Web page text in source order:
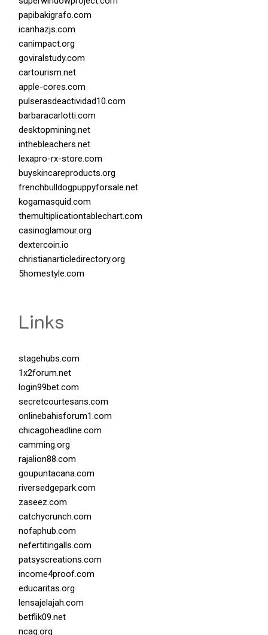
papibakigrafo.com
icanhazjs.com
canimpact.org
goviralstudy.com
cartourism.net
apple-cores.com
pulserasdeactividad10.com
barbaracarlotti.com
desktopmining.net
inthebleachers.net
lexapro-rx-store.com
buyskincareproducts.org
frenchbulldogpuppyforsale.net
kogamasquid.com
themultiplicationtablechart.com
casinoglamour.org
dextercoin.io
christianarticledirectory.org
5homestyle.com
Links
stagehubs.com
1x2forum.net
login99bet.com
secretcourtesans.com
onlinebahisforum1.com
chicagoheadline.com
camming.org
rajalion88.com
goupuntacana.com
riversedgepark.com
zaseez.com
catchycrunch.com
nofaphub.com
nefertitingalls.com
patsyscreations.com
income4proof.com
educaritas.org
lensajelajah.com
betflik09.net
ncaq.org